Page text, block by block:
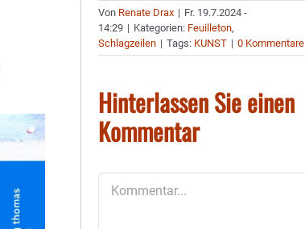
Von Renate Drax | Fr. 19.7.2024 -
14:29 | Kategorien: Feuilleton,
Schlagzeilen | Tags: KUNST | 0 Kommentare
Hinterlassen Sie einen
Kommentar